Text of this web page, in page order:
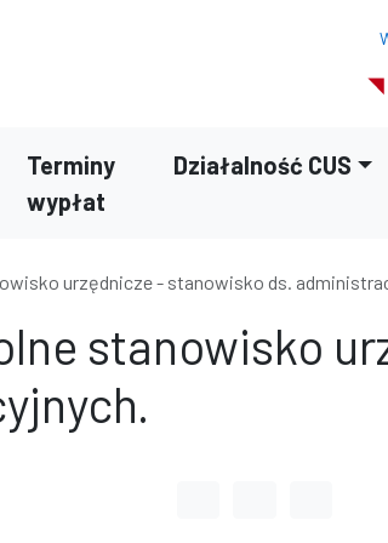
Terminy
wypłat
Działalność CUS
urzędnicze - stanowisko ds.
stanowisko